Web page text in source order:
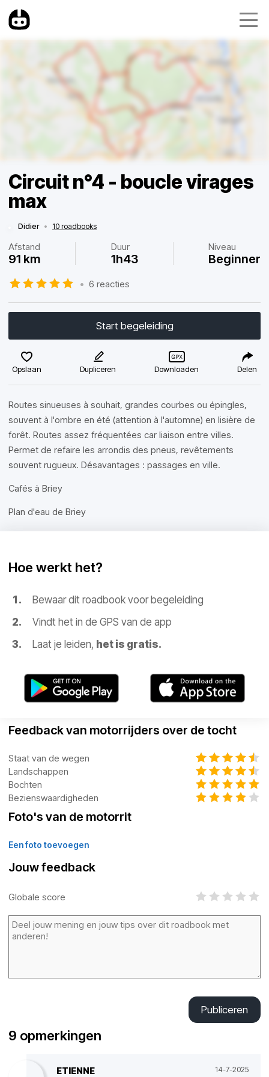
Circuit n°4 - boucle virages
max
Didier • 10 roadbooks
Afstand
91 km
Duur
1h43
Niveau
Beginner
• 6 reacties
Start begeleiding
Opslaan Dupliceren Downloaden Delen
Routes sinueuses à souhait, grandes courbes ou épingles,
souvent à l'ombre en été (attention à l'automne) en lisière de
forêt. Routes assez fréquentées car liaison entre villes.
Permet de refaire les arrondis des pneus, revêtements
souvent rugueux. Désavantages : passages en ville.
Cafés à Briey
Plan d'eau de Briey
Hoe werkt het?
Bewaar dit roadbook voor begeleiding
Vindt het in de GPS van de app
Laat je leiden, het is gratis.
Feedback van motorrijders over de tocht
Staat van de wegen
Landschappen
Bochten
Bezienswaardigheden
Foto's van de motorrit
Een foto toevoegen
Jouw feedback
Globale score
Publiceren
9 opmerkingen
ETIENNE 14-7-2025